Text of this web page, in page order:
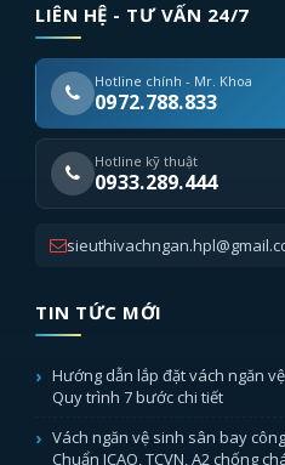
LIÊN HỆ - TƯ VẤN 24/7
Hotline chính - Mr. Khoa
0972.788.833
Hotline kỹ thuật
0933.289.444
TIN TỨC MỚI
Hướng dẫn lắp đặt vách ngăn
Quy trình 7 bước chi tiết
Vách ngăn vệ sinh sân bay
Chuẩn ICAO, TCVN, A2 chống